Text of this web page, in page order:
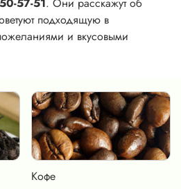
подходящую в
и вкусовыми
Кофе